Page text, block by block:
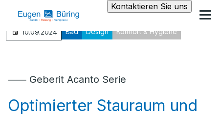
Kontaktieren Sie uns
10.09.2024 Bad Design Komfort & Hygiene
⸺ Geberit Acanto Serie
Optimierter Stauraum und